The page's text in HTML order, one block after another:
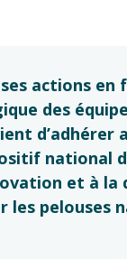
actions en
des
d’adhérer
national
et à la
les pelouses